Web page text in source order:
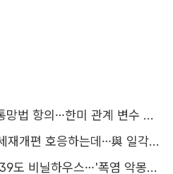
쿠팡 두둔 美 의원들, 정통망법 항의…한미 관계 변수 될까
[주간政談<상>] 부동산 세재개편 호응하는데…與 일각의 속내
[르포] 선풍기 하나 없는 39도 비닐하우스…'폭염 악몽' 꾸는 이주노동자